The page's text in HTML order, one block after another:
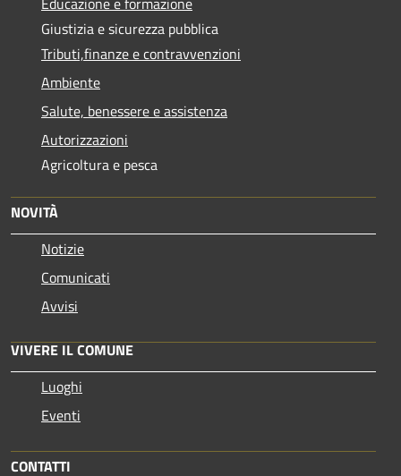
Giustizia e sicurezza pubblica
Tributi,finanze e contravvenzioni
Ambiente
Salute, benessere e assistenza
Autorizzazioni
Agricoltura e pesca
NOVITÀ
Notizie
Comunicati
Avvisi
VIVERE IL COMUNE
Luoghi
Eventi
CONTATTI